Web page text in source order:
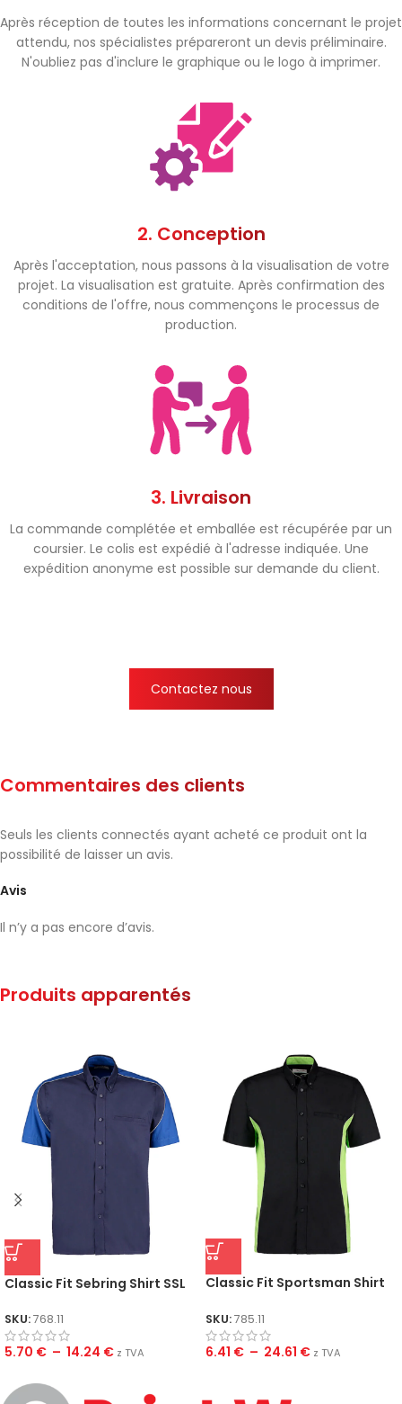
Après réception de toutes les informations concernant le projet
attendu, nos spécialistes prépareront un devis préliminaire.
N'oubliez pas d'inclure le graphique ou le logo à imprimer.
2. Conception
Après l'acceptation, nous passons à la visualisation de votre
projet. La visualisation est gratuite. Après confirmation des
conditions de l'offre, nous commençons le processus de
production.
3. Livraison
La commande complétée et emballée est récupérée par un
coursier. Le colis est expédié à l'adresse indiquée. Une
expédition anonyme est possible sur demande du client.
Contactez nous
Commentaires des clients
Avis
Il n’y a pas encore d’avis.
Seuls les clients connectés ayant acheté ce produit ont la
possibilité de laisser un avis.
Produits apparentés
Classic Fit Sebring Shirt SSL
SKU:768.11
5.70 € – 14.24 € z TVA
Classic Fit Sportsman Shirt
SKU:785.11
6.41 € – 24.61 € z TVA